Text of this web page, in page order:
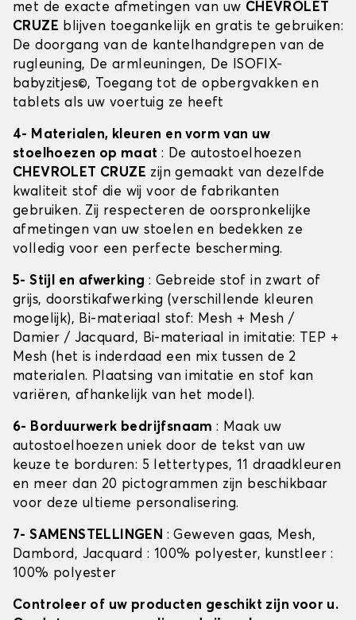
met de exacte afmetingen van uw CHEVROLET
CRUZE blijven toegankelijk en gratis te gebruiken:
De doorgang van de kantelhandgrepen van de
rugleuning, De armleuningen, De ISOFIX-
babyzitjes©, Toegang tot de opbergvakken en
tablets als uw voertuig ze heeft
4- Materialen, kleuren en vorm van uw
stoelhoezen op maat : De autostoelhoezen
CHEVROLET CRUZE zijn gemaakt van dezelfde
kwaliteit stof die wij voor de fabrikanten
gebruiken. Zij respecteren de oorspronkelijke
afmetingen van uw stoelen en bedekken ze
volledig voor een perfecte bescherming.
5- Stijl en afwerking : Gebreide stof in zwart of
grijs, doorstikafwerking (verschillende kleuren
mogelijk), Bi-materiaal stof: Mesh + Mesh /
Damier / Jacquard, Bi-materiaal in imitatie: TEP +
Mesh (het is inderdaad een mix tussen de 2
materialen. Plaatsing van imitatie en stof kan
variëren, afhankelijk van het model).
6- Borduurwerk bedrijfsnaam: Maak uw
autostoelhoezen uniek door de tekst van uw
keuze te borduren: 5 lettertypes, 11 draadkleuren
en meer dan 20 pictogrammen zijn beschikbaar
voor deze ultieme personalisering.
7- SAMENSTELLINGEN : Geweven gaas, Mesh,
Dambord, Jacquard : 100% polyester, kunstleer :
100% polyester
Controleer of uw producten geschikt zijn voor u.